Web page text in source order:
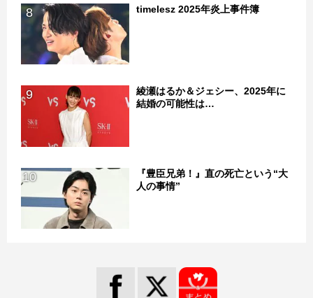
8 timelesz 2025年炎上事件簿
9
綾瀬はるか＆ジェシー、2025年に
結婚の可能性は…
10
『豊臣兄弟！』直の死亡という“大
人の事情”